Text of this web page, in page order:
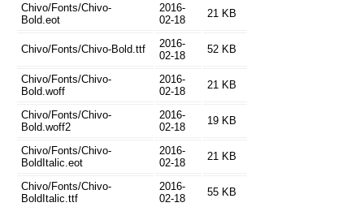
Chivo/Fonts/Chivo-
Bold.eot
2016-
02-18
21 KB
Chivo/Fonts/Chivo-Bold.ttf
2016-
02-18
52 KB
Chivo/Fonts/Chivo-
Bold.woff
2016-
02-18
21 KB
Chivo/Fonts/Chivo-
Bold.woff2
2016-
02-18
19 KB
Chivo/Fonts/Chivo-
BoldItalic.eot
2016-
02-18
21 KB
Chivo/Fonts/Chivo-
BoldItalic.ttf
2016-
02-18
55 KB